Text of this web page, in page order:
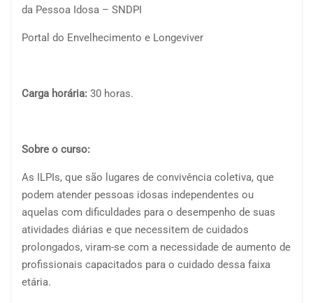
da Pessoa Idosa – SNDPI
Portal do Envelhecimento e Longeviver
Carga horária: 30 horas.
Sobre o curso:
As ILPIs, que são lugares de convivência coletiva, que
podem atender pessoas idosas independentes ou
aquelas com dificuldades para o desempenho de suas
atividades diárias e que necessitem de cuidados
prolongados, viram-se com a necessidade de aumento de
profissionais capacitados para o cuidado dessa faixa
etária.